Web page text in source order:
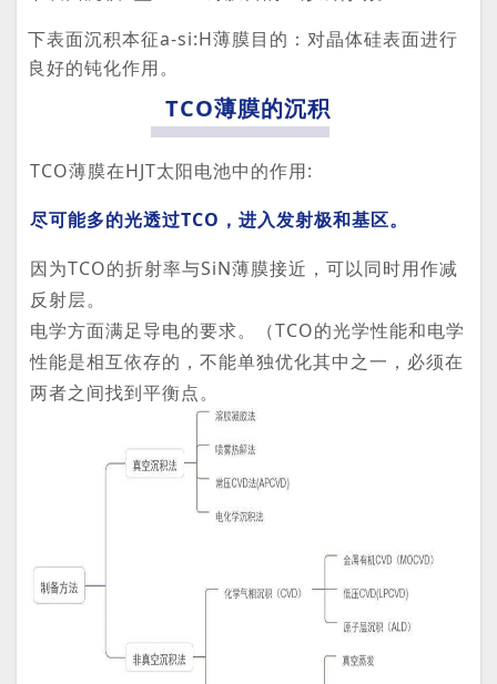
下表面沉积本征a-si:H薄膜目的：对晶体硅表面进行
良好的钝化作用。
TCO薄膜的沉积
TCO薄膜在HJT太阳电池中的作用:
尽可能多的光透过TCO，进入发射极和基区。
因为TCO的折射率与SiN薄膜接近，可以同时用作减
反射层。
电学方面满足导电的要求。（TCO的光学性能和电学
性能是相互依存的，不能单独优化其中之一，必须在
两者之间找到平衡点。